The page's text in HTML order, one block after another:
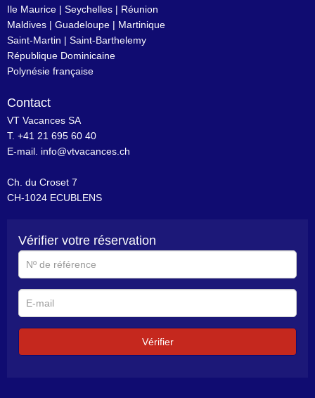
Ile Maurice | Seychelles | Réunion
Maldives | Guadeloupe | Martinique
Saint-Martin | Saint-Barthelemy
République Dominicaine
Polynésie française
Contact
VT Vacances SA
T. +41 21 695 60 40
E-mail. info@vtvacances.ch
Ch. du Croset 7
CH-1024 ECUBLENS
Vérifier votre réservation
N°
de
E-
mail
Vérifier